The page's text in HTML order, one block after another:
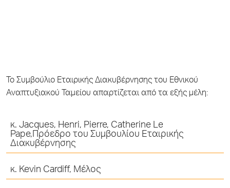
Το Συμβούλιο Εταιρικής Διακυβέρνησης του Εθνικού
Αναπτυξιακού Ταμείου απαρτίζεται από τα εξής μέλη:
κ. Jacques, Henri, Pierre, Catherine Le
Pape,Πρόεδρο του Συμβουλίου Εταιρικής
Διακυβέρνησης
κ. Kevin Cardiff, Μέλος